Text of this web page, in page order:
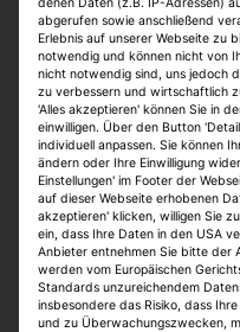
Bundesanstalt für
Berlin
Vollzeit
online seit 1 Woche
abgerufen sowie anschließend
Erlebnis auf unserer Webseite zu
notwendig und können nicht von
nicht notwendig sind, uns jedoch
zu verbessern und wirtschaftlich
'Alles akzeptieren' können Sie in
einwilligen. Über den Button
individuell anpassen. Sie können
ändern oder Ihre Einwilligung
Einstellungen' im Footer der
auf dieser Webseite erhobenen
akzeptieren' klicken, willigen Sie
ein, dass Ihre Daten in den USA
Anbieter entnehmen Sie bitte der
werden vom Europäischen
Standards unzureichendem
insbesondere das Risiko, dass
und zu Überwachungszwecken,